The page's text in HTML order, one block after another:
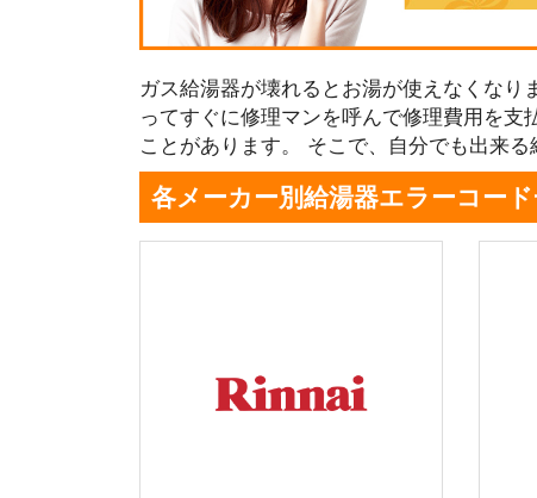
ガス給湯器が壊れるとお湯が使えなくな
ってすぐに修理マンを呼んで修理費用を
ことがあります。 そこで、自分でも出来
各メーカー別給湯器エラーコー